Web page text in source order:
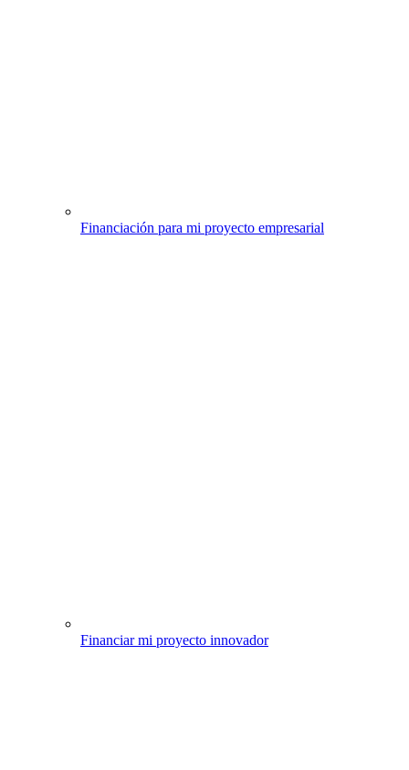
Financiación para mi proyecto empresarial
Financiar mi proyecto innovador